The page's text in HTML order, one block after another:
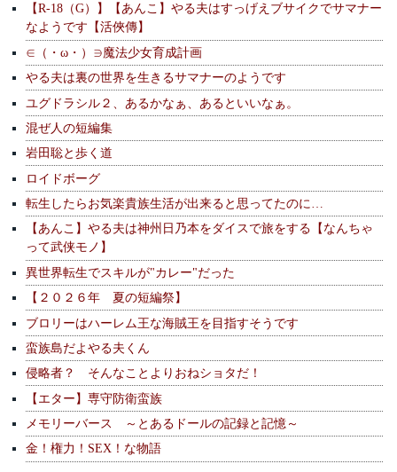
【R-18（G）】【あんこ】やる夫はすっげえブサイクでサマナー
なようです【活俠傳】
∈（・ω・）∋魔法少女育成計画
やる夫は裏の世界を生きるサマナーのようです
ユグドラシル２、あるかなぁ、あるといいなぁ。
混ぜ人の短編集
岩田聡と歩く道
ロイドボーグ
転生したらお気楽貴族生活が出来ると思ってたのに…
【あんこ】やる夫は神州日乃本をダイスで旅をする【なんちゃ
って武侠モノ】
異世界転生でスキルが"カレー"だった
【２０２６年 夏の短編祭】
ブロリーはハーレム王な海賊王を目指すそうです
蛮族島だよやる夫くん
侵略者？ そんなことよりおねショタだ！
【エター】専守防衛蛮族
メモリーバース ～とあるドールの記録と記憶～
金！権力！SEX！な物語